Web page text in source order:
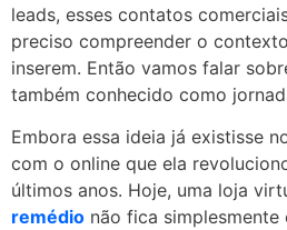
leads, esses contatos
preciso compreender o
inserem. Então vamos falar
também conhecido como
Embora essa ideia já existisse
com o online que ela
últimos anos. Hoje, uma loja
remédio não fica simplesmente